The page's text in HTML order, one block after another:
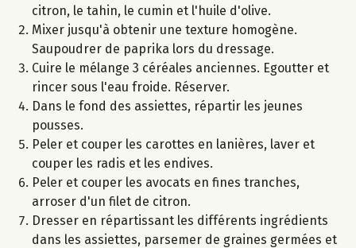
citron, le tahin, le cumin et l'huile d'olive.
Mixer jusqu'à obtenir une texture homogène.
Saupoudrer de paprika lors du dressage.
Cuire le mélange 3 céréales anciennes. Egoutter et
rincer sous l'eau froide. Réserver.
Dans le fond des assiettes, répartir les jeunes
pousses.
Peler et couper les carottes en lanières, laver et
couper les radis et les endives.
Peler et couper les avocats en fines tranches,
arroser d'un filet de citron.
Dresser en répartissant les différents ingrédients
dans les assiettes, parsemer de graines germées et